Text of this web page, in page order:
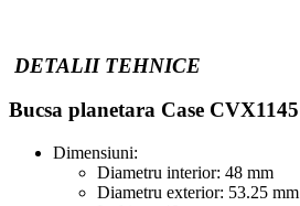
DETALII TEHNICE
Bucsa planetara Case CVX1145
Dimensiuni:
Diametru interior: 48 mm
Diametru exterior: 53.25 mm